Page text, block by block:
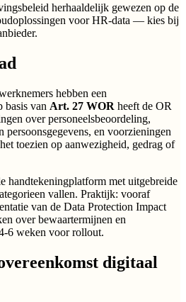
herhaaldelijk gewezen op de
voor HR-data — kies bij
hebben een
basis van Art. 27 WOR heeft de OR
over personeelsbeoordeling,
en voorzieningen
toezien op aanwezigheid, gedrag of
handtekeningplatform met uitgebreide
vallen. Praktijk: vooraf
van de Data Protection Impact
over bewaartermijnen en
6 weken voor rollout.
digitaal